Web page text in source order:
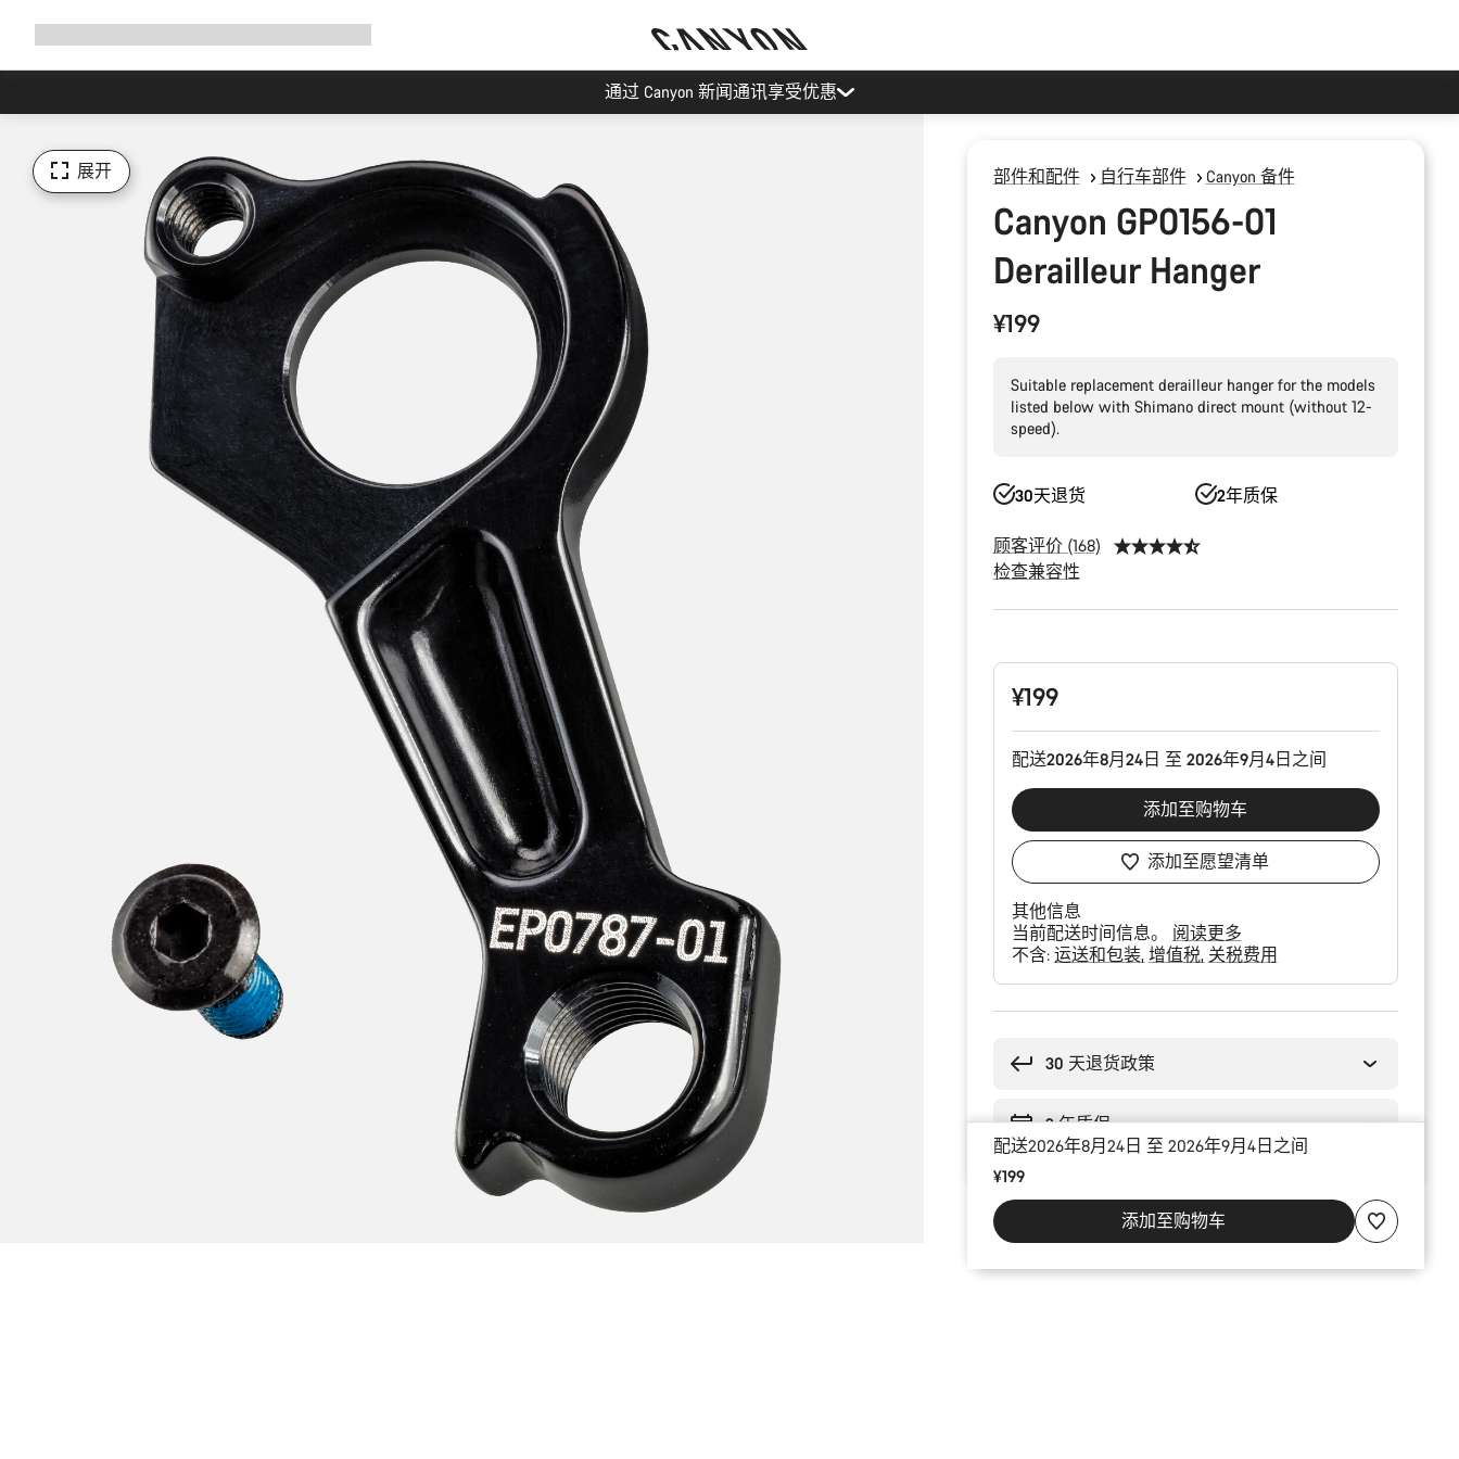
导
通过 Canyon 新闻通讯享受优惠
展开 部件和配件 自行车部件 Canyon 备件
Canyon GP0156-01
Derailleur Hanger
¥199
Suitable replacement derailleur hanger for the models
listed below with Shimano direct mount (without 12-
speed).
30天退货 2年质保
顾客评价 (168)
检查兼容性
配
¥199
配送2026年8月24日 至 2026年9月4日之间
添加至购物车
添加至愿望清单
其他信息
当前配送时间信息。 阅读更多
不含: 运送和包装 增值税 关税费用
30 天退货政策
2 年质保
配送2026年8月24日 至 2026年9月4日之间
¥199
添加至购物车